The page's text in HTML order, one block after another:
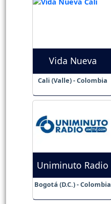
Vida Nueva
Cali (Valle) - Colombia
Uniminuto Radio
Bogotá (D.C.) - Colombia